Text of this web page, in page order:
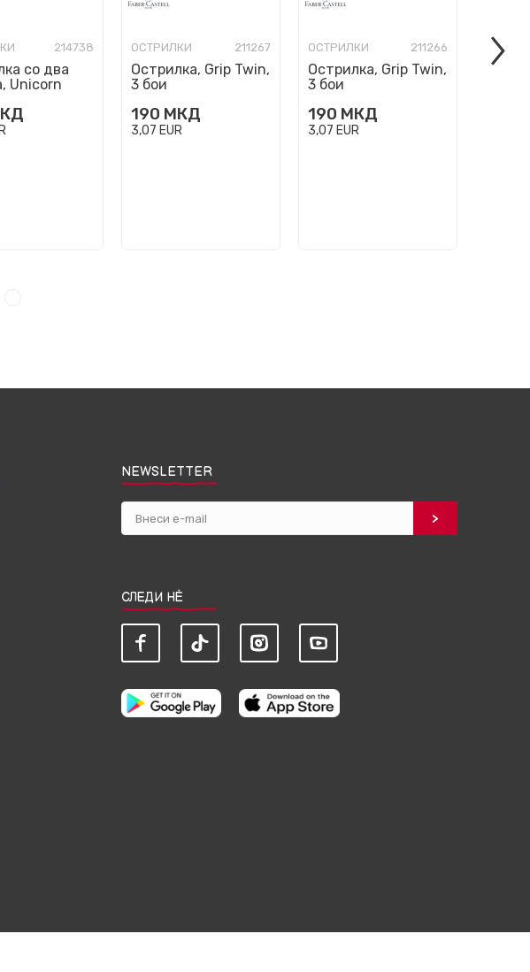
214738
со два
Unicorn
ОСТРИЛКИ 211267
Острилка, Grip Twin,
3 бои
190 МКД
3,07 EUR
ОСТРИЛКИ 211266
Острилка, Grip Twin,
3 бои
190 МКД
3,07 EUR
NEWSLETTER
СЛЕДИ НЀ